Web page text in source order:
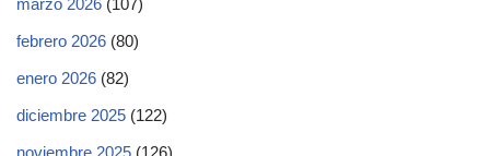
marzo 2026 (107)
febrero 2026 (80)
enero 2026 (82)
diciembre 2025 (122)